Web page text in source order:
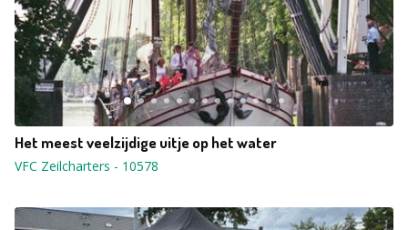
Het meest veelzijdige uitje op het water
VFC Zeilcharters - 10578